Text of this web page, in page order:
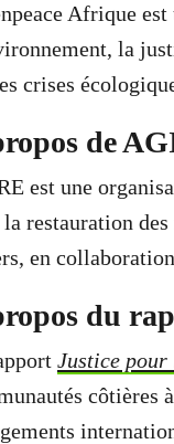
Afrique
la
crises
de
est une
la restauration
en
du
Justice pour
côtières